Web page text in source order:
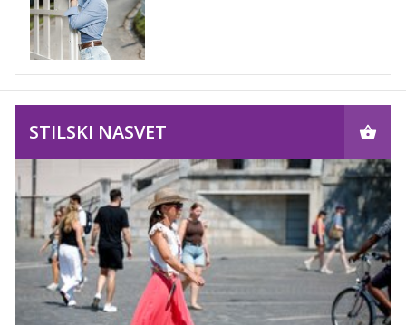
STILSKI NASVET